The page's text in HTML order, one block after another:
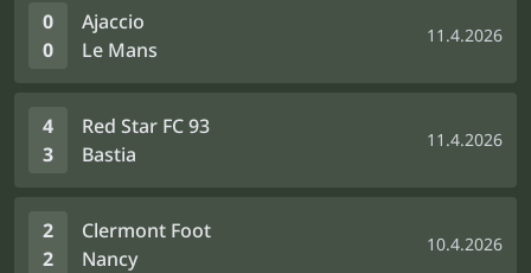
0
0
Ajaccio
Le Mans
11.4.2026
4
3
Red Star FC 93
Bastia
11.4.2026
2
2
Clermont Foot
Nancy
10.4.2026